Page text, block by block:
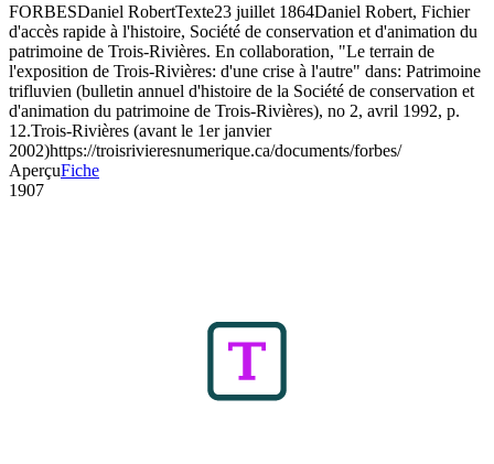
FORBESDaniel RobertTexte23 juillet 1864Daniel Robert, Fichier
d'accès rapide à l'histoire, Société de conservation et d'animation du
patrimoine de Trois-Rivières. En collaboration, "Le terrain de
l'exposition de Trois-Rivières: d'une crise à l'autre" dans: Patrimoine
trifluvien (bulletin annuel d'histoire de la Société de conservation et
d'animation du patrimoine de Trois-Rivières), no 2, avril 1992, p.
12.Trois-Rivières (avant le 1er janvier
2002)https://troisrivieresnumerique.ca/documents/forbes/
AperçuFiche
1907